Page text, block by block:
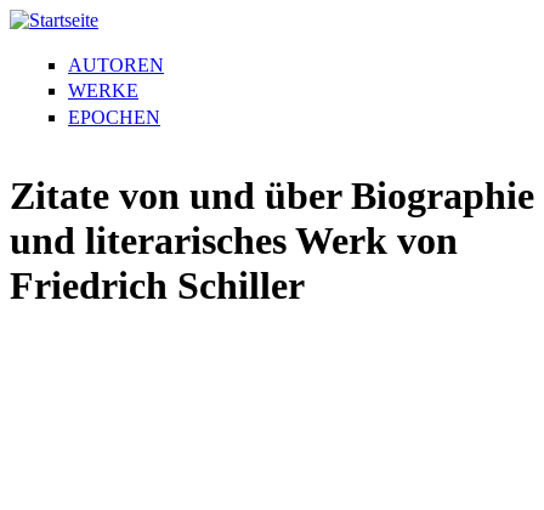
AUTOREN
WERKE
EPOCHEN
Zitate von und über Biographie
und literarisches Werk von
Friedrich Schiller